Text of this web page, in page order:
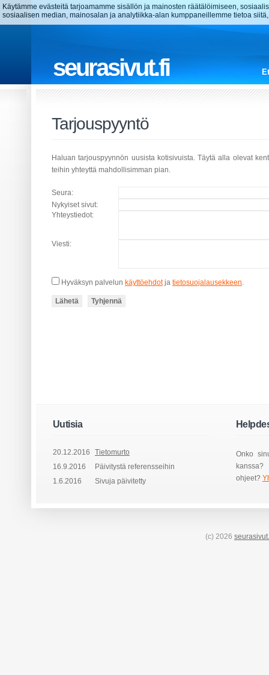
Käytämme evästeitä tarjoamamme sisällön ja mainosten räätälöimiseen,
sosiaalisen median, mainosalan ja analytiikka-alan kumppaneillemme tietoa
seurasivut.fi
Tarjouspyyntö
Haluan tarjouspyynnön uusista kotisivuista. Täytä alla olevat
teihin yhteyttä mahdollisimman pian.
Seura:
Nykyiset sivut:
Yhteystiedot:
Viesti:
Hyväksyn palvelun käyttöehdotja tietosuojalausekkeen.
Uutisia
20.12.2016
Tietomurto
16.9.2016
Päivitystä referensseihin
1.6.2016
Sivuja päivitetty
Onko
ohjeet?
(c) 2026